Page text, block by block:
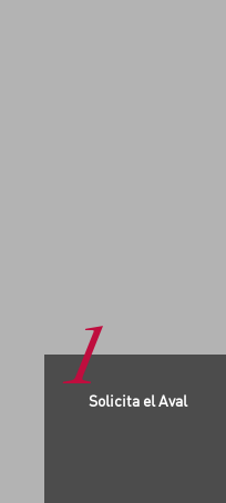
1Solicita el Aval